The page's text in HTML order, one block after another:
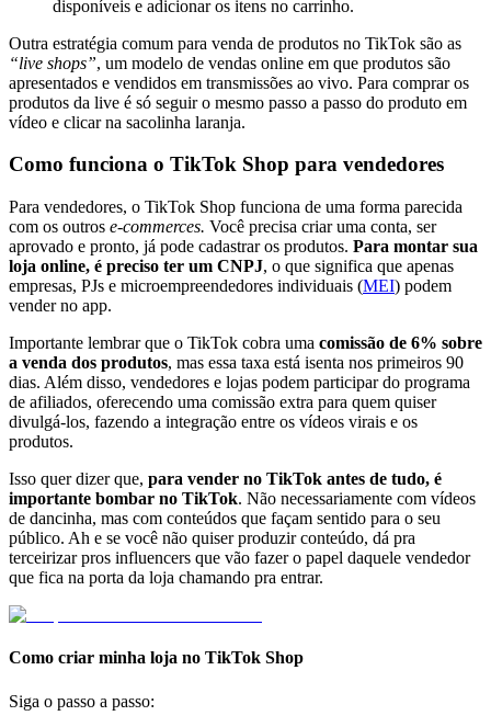
disponíveis e adicionar os itens no carrinho.
Outra estratégia comum para venda de produtos no TikTok são as
“live shops”, um modelo de vendas online em que produtos são
apresentados e vendidos em transmissões ao vivo. Para comprar os
produtos da live é só seguir o mesmo passo a passo do produto em
vídeo e clicar na sacolinha laranja.
Como funciona o TikTok Shop para vendedores
Para vendedores, o TikTok Shop funciona de uma forma parecida
com os outros e-commerces. Você precisa criar uma conta, ser
aprovado e pronto, já pode cadastrar os produtos. Para montar sua
loja online, é preciso ter um CNPJ, o que significa que apenas
empresas, PJs e microempreendedores individuais (MEI) podem
vender no app.
Importante lembrar que o TikTok cobra uma comissão de 6% sobre
a venda dos produtos, mas essa taxa está isenta nos primeiros 90
dias. Além disso, vendedores e lojas podem participar do programa
de afiliados, oferecendo uma comissão extra para quem quiser
divulgá-los, fazendo a integração entre os vídeos virais e os
produtos.
Isso quer dizer que, para vender no TikTok antes de tudo, é
importante bombar no TikTok. Não necessariamente com vídeos
de dancinha, mas com conteúdos que façam sentido para o seu
público. Ah e se você não quiser produzir conteúdo, dá pra
terceirizar pros influencers que vão fazer o papel daquele vendedor
que fica na porta da loja chamando pra entrar.
Como criar minha loja no TikTok Shop
Siga o passo a passo: